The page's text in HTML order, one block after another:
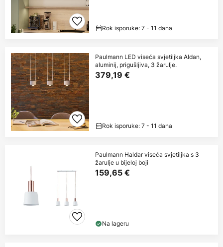
Rok isporuke: 7 - 11 dana
Paulmann LED viseća svjetiljka Aldan,
aluminij, prigušljiva, 3 žarulje.
379,19 €
Rok isporuke: 7 - 11 dana
Paulmann Haldar viseća svjetiljka s 3
žarulje u bijeloj boji
159,65 €
Na lageru